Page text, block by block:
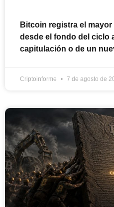
Bitcoin registra el
desde el fondo del ciclo
capitulación o de un
Criptoinforme 7 de agosto de